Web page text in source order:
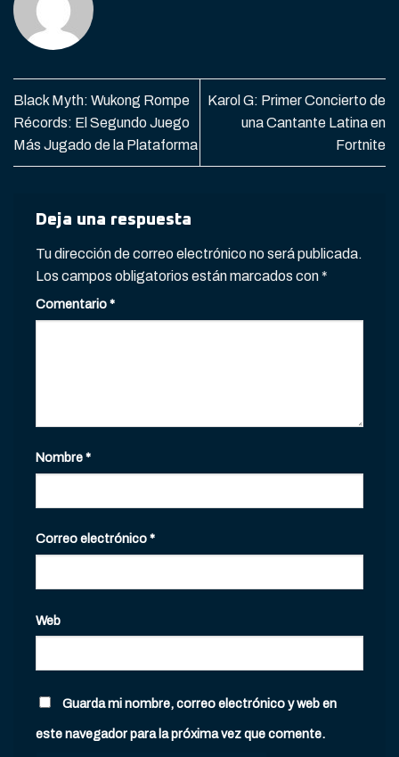
Black Myth: Wukong Rompe
Récords: El Segundo Juego
Más Jugado de la Plataforma
Karol G: Primer Concierto de
una Cantante Latina en
Fortnite
Deja una respuesta
Tu dirección de correo electrónico no será publicada.
Los campos obligatorios están marcados con*
Comentario*
Nombre*
Correo electrónico*
Web
Guarda mi nombre, correo electrónico y web en
este navegador para la próxima vez que comente.